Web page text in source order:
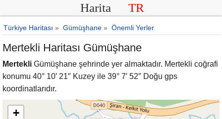
Harita TR
Türkiye Haritası » Gümüşhane » Önemli Yerler
Mertekli Haritası Gümüşhane
Mertekli Gümüşhane şehrinde yer almaktadır. Mertekli coğrafi
konumu 40° 10′ 21″ Kuzey ile 39° 7′ 52″ Doğu gps
koordinatlarıdır.
+